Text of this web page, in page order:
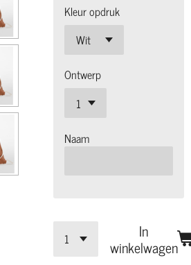
Kleur opdruk
Ontwerp
Naam
In
winkelwagen